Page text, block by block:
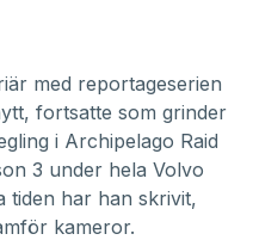
med reportageserien
fortsatte som grinder
i Archipelago Raid
3 under hela Volvo
tiden har han skrivit,
kameror.